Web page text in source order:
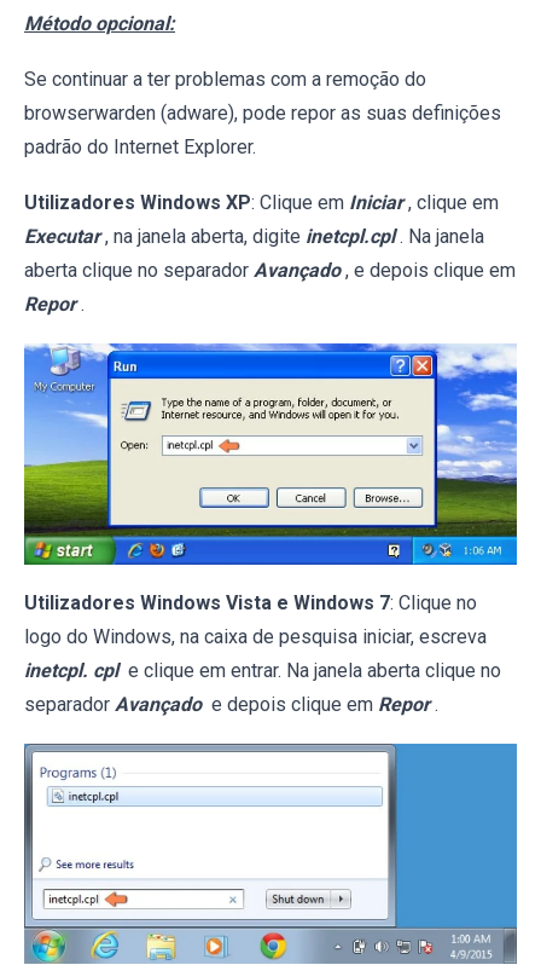
Método opcional:
Se continuar a ter problemas com a remoção do
browserwarden (adware), pode repor as suas definições
padrão do Internet Explorer.
Utilizadores Windows XP: Clique em Iniciar , clique em
Executar , na janela aberta, digite inetcpl.cpl . Na janela
aberta clique no separador Avançado , e depois clique em
Repor .
Utilizadores Windows Vista e Windows 7: Clique no
logo do Windows, na caixa de pesquisa iniciar, escreva
inetcpl. cpl e clique em entrar. Na janela aberta clique no
separador Avançado e depois clique em Repor .